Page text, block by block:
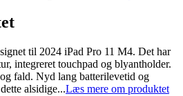
til 2024 iPad Pro 11 M4. Det har
integreret touchpad og blyantholder.
fald. Nyd lang batterilevetid og
alsidige...Læs mere om produktet